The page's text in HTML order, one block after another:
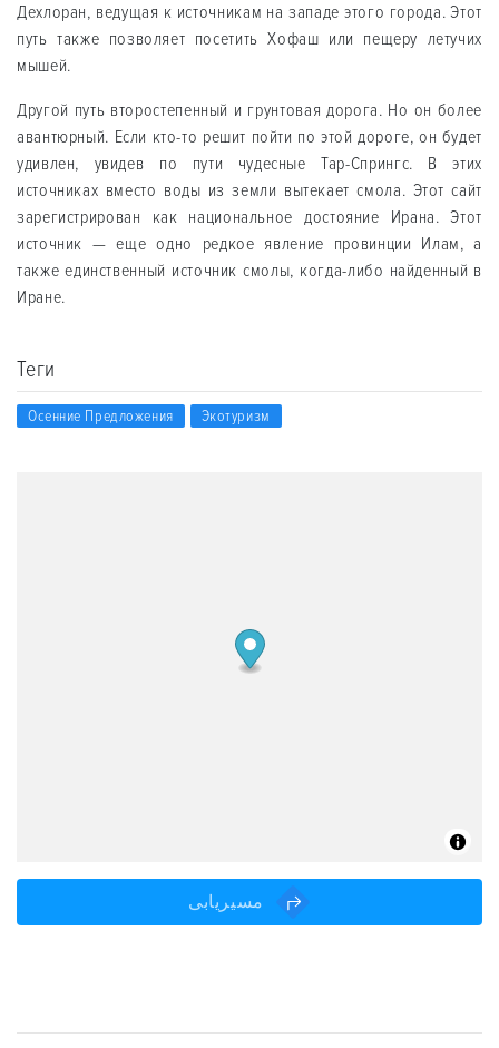
مسیریابی
Дехлоран, ведущая к источникам на западе этого города. Этот
путь также позволяет посетить Хофаш или пещеру летучих
мышей.
Другой путь второстепенный и грунтовая дорога. Но он более
авантюрный. Если кто-то решит пойти по этой дороге, он будет
удивлен, увидев по пути чудесные Тар-Спрингс. В этих
источниках вместо воды из земли вытекает смола. Этот сайт
зарегистрирован как национальное достояние Ирана. Этот
источник — еще одно редкое явление провинции Илам, а
также единственный источник смолы, когда-либо найденный в
Иране.
Теги
Осенние Предложения Экотуризм